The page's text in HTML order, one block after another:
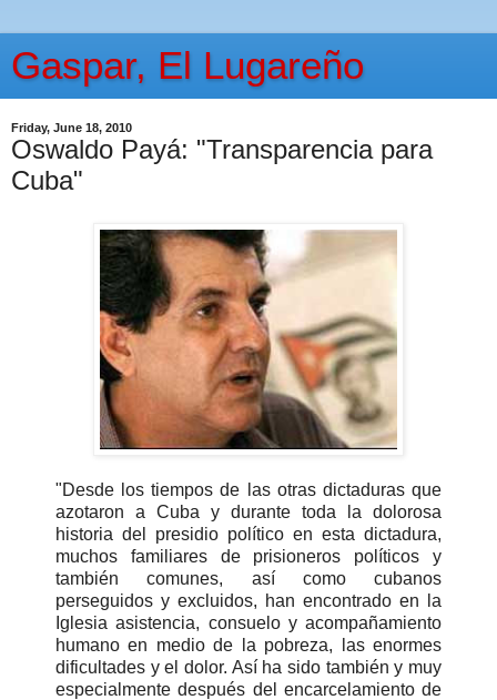
Gaspar, El Lugareño
Friday, June 18, 2010
Oswaldo Payá: "Transparencia para
Cuba"
"Desde los tiempos de las otras dictaduras que
azotaron a Cuba y durante toda la dolorosa
historia del presidio político en esta dictadura,
muchos familiares de prisioneros políticos y
también comunes, así como cubanos
perseguidos y excluidos, han encontrado en la
Iglesia asistencia, consuelo y acompañamiento
humano en medio de la pobreza, las enormes
dificultades y el dolor. Así ha sido también y muy
especialmente después del encarcelamiento de